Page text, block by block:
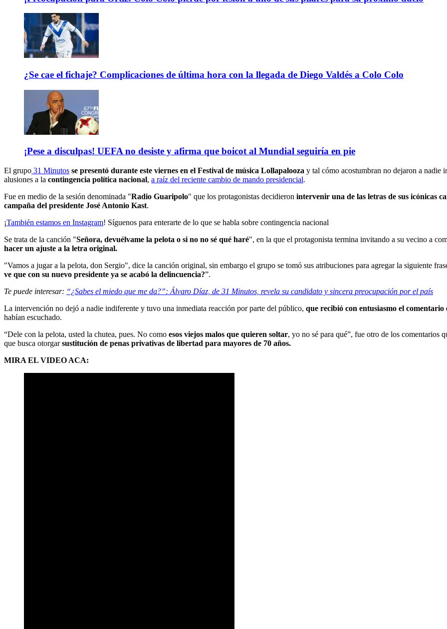
¿Se cae el fichaje? Complicaciones de última hora con la llegada de Diego Valdés a Colo Colo
¡Pese a disculpas! UEFA no desiste y afirma que boicot al Mundial seguiría en pie
El grupo 31 Minutos se presentó durante este viernes en el Festival de música Lollapalooza y tal cómo acostumbran no dejaron a nadie
alusiones a la contingencia política nacional, a raíz del reciente cambio de mando presidencial.
Fue en medio de la sesión denominada "Radio Guaripolo" que los protagonistas decidieron intervenir una de las letras de sus icónicas
campaña del presidente José Antonio Kast.
¡También estamos en Instagram! Síguenos para enterarte de lo que se habla sobre contingencia nacional
Se trata de la canción "Señora, devuélvame la pelota o si no no sé qué haré", en la que el protagonista termina invitando a su vecino a
hacer un ajuste a la letra original.
"Vamos a jugar a la pelota, don Sergio", dice la canción original, sin embargo el grupo se tomó sus atribuciones para agregar la siguiente
ve que con su nuevo presidente ya se acabó la delincuencia?”.
Te puede interesar: “¿Sabes el miedo que me da?”: Álvaro Díaz, de 31 Minutos, revela su candidato y sincera preocupación por el país
La intervención no dejó a nadie indiferente y tuvo una inmediata reacción por parte del público, que recibió con entusiasmo el comentario
habían escuchado.
“Dele con la pelota, usted la chutea, pues. No como esos viejos malos que quieren soltar, yo no sé para qué”, fue otro de los comentarios
que busca otorgarsustitución de penas privativas de libertad para mayores de 70 años.
MIRA EL VIDEO ACA: